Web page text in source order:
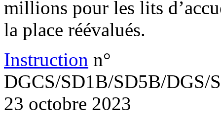
millions pour les lits
la place réévalués.
Instruction n°
DGCS/SD1B/SD5B/DGS/
23 octobre 2023